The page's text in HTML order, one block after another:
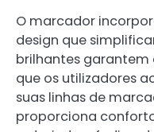
O marcador
design que
brilhantes
que os utilizadores
suas linhas de
proporciona